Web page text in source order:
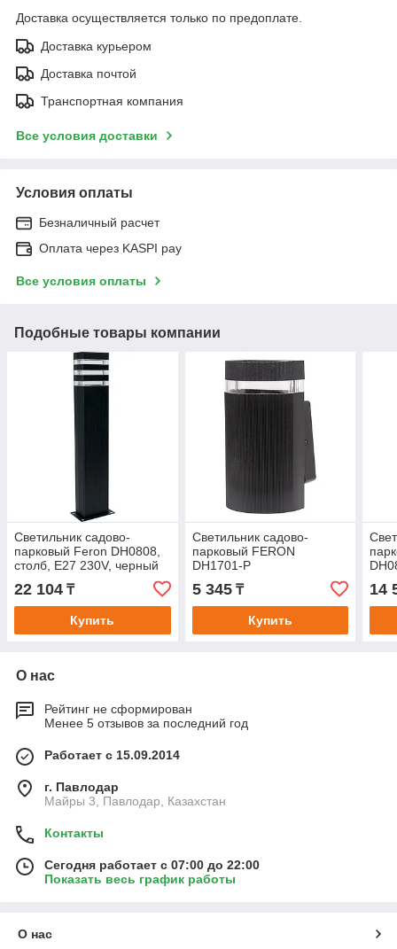
Доставка осуществляется только по предоплате.
Доставка курьером
Доставка почтой
Транспортная компания
Все условия доставки
Условия оплаты
Безналичный расчет
Оплата через KASPI pay
Все условия оплаты
Подобные товары компании
Светильник садово-
парковый Feron DH0808,
столб, E27 230V, черный
22 104 ₸
Купить
Светильник садово-
парковый FERON
DH1701-P
5 345₸
Купить
14
О нас
Рейтинг не сформирован
Менее 5 отзывов за последний год
Работает с 15.09.2014
г. Павлодар
Майры 3, Павлодар, Казахстан
Контакты
Сегодня работает с 07:00 до 22:00
Показать весь график работы
О нас